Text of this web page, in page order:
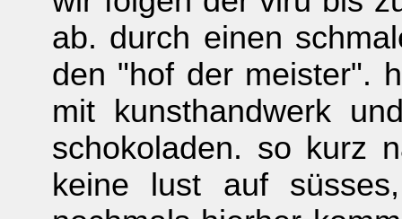
ab. durch einen
den "hof der meister".
mit kunsthandwerk
schokoladen. so kurz
keine lust auf